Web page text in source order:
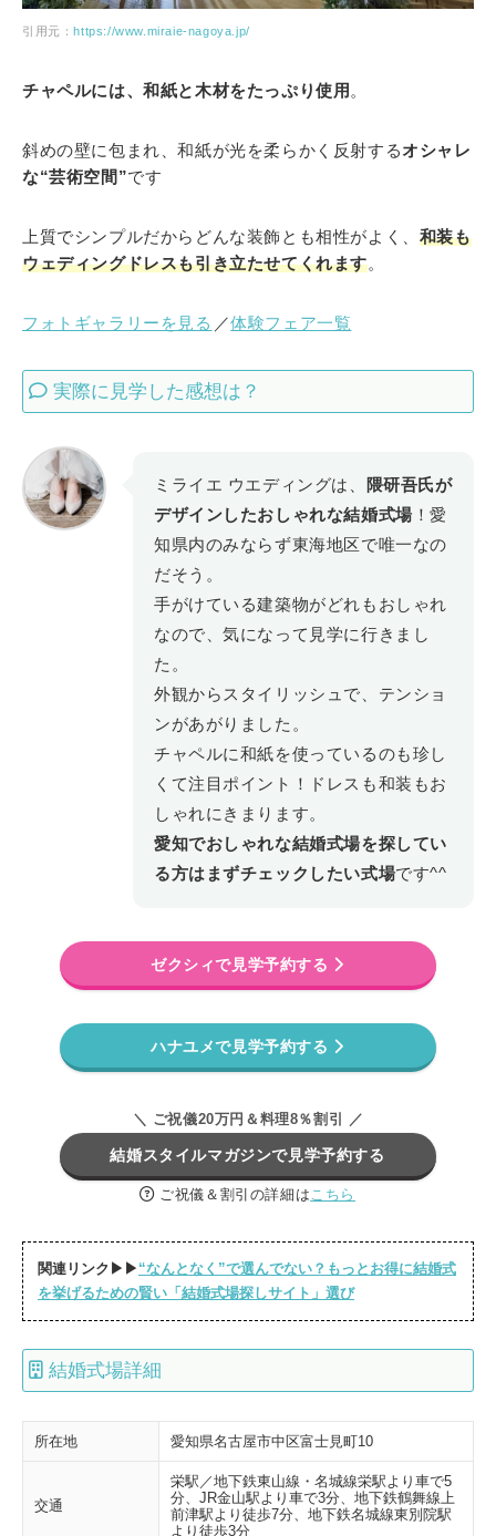
引用元： https://www.miraie-nagoya.jp/
チャペルには、和紙と木材をたっぷり使用。
斜めの壁に包まれ、和紙が光を柔らかく反射するオシャレ
な“芸術空間”です
上質でシンプルだからどんな装飾とも相性がよく、 和装も
ウェディングドレスも引き立たせてくれます。
フォトギャラリーを見る ／体験フェア一覧
実際に見学した感想は？
ミライエ ウエディングは、
隈研吾氏が
デザインしたおしゃれな結婚式場 ！愛
知県内のみならず東海地区で唯一なの
だそう。
手がけている建築物がどれもおしゃれ
なので、気になって見学に行きまし
た。
外観からスタイリッシュで、テンショ
ンがあがりました。
チャペルに和紙を使っているのも珍し
くて注目ポイント！ドレスも和装もお
しゃれにきまります。
愛知でおしゃれな結婚式場を探してい
る方はまずチェックしたい式場です^^
ゼクシィで見学予約する
ハナユメで見学予約する
＼ ご祝儀20万円＆料理8％割引 ／
結婚スタイルマガジンで見学予約する
ご祝儀＆割引の詳細はこちら
関連リンク▶▶ “なんとなく”で選んでない？もっとお得に結婚式
を挙げるための賢い「結婚式場探しサイト」選び
結婚式場詳細
所在地 愛知県名古屋市中区富士見町10
交通
栄駅／地下鉄東山線・名城線栄駅より車で5
分、JR金山駅より車で3分、地下鉄鶴舞線上
前津駅より徒歩7分、地下鉄名城線東別院駅
より徒歩3分